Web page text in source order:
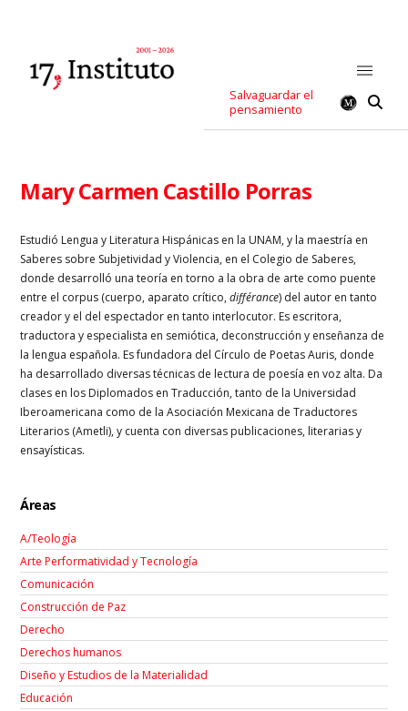
Salvaguardar el
pensamiento
Mary Carmen Castillo Porras
Estudió Lengua y Literatura Hispánicas en la UNAM, y la maestría en
Saberes sobre Subjetividad y Violencia, en el Colegio de Saberes,
donde desarrolló una teoría en torno a la obra de arte como puente
entre el corpus (cuerpo, aparato crítico,différance) del autor en tanto
creador y el del espectador en tanto interlocutor. Es escritora,
traductora y especialista en semiótica, deconstrucción y enseñanza de
la lengua española. Es fundadora del Círculo de Poetas Auris, donde
ha desarrollado diversas técnicas de lectura de poesía en voz alta. Da
clases en los Diplomados en Traducción, tanto de la Universidad
Iberoamericana como de la Asociación Mexicana de Traductores
Literarios (Ametli), y cuenta con diversas publicaciones, literarias y
ensayísticas.
Áreas
A/Teología
Arte Performatividad y Tecnología
Comunicación
Construcción de Paz
Derecho
Derechos humanos
Diseño y Estudios de la Materialidad
Educación